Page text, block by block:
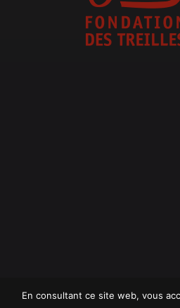
En consultant ce site web, vous